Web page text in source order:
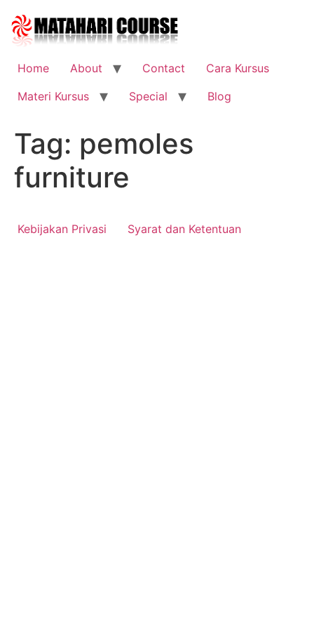
content
Home
About Contact
Cara Kursus
Materi Kursus
Special Blog
Tag: pemoles
furniture
Kebijakan Privasi Syarat dan Ketentuan